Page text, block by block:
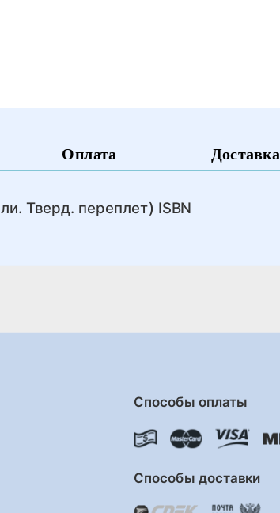
Оплата Доставка
Тверд. переплет) ISBN
Способы оплаты
Способы доставки